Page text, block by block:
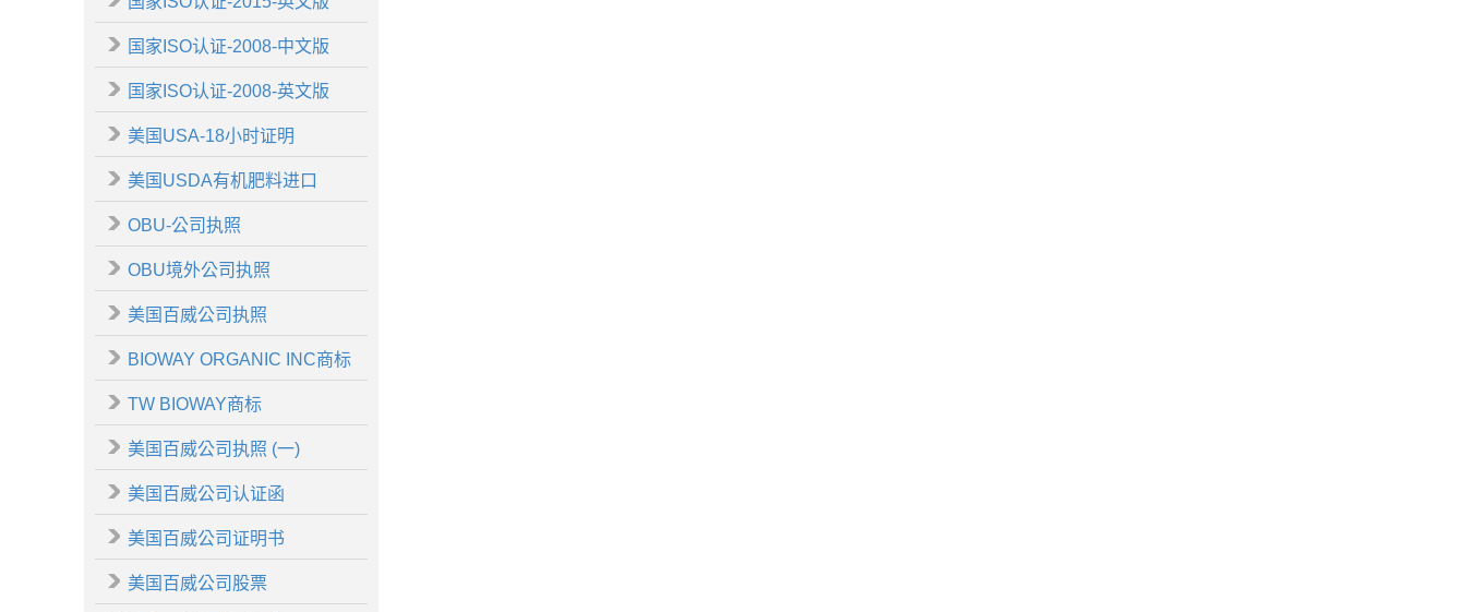
国家ISO认证-2008-中文版
国家ISO认证-2008-英文版
美国USA-18小时证明
美国USDA有机肥料进口
OBU-公司执照
OBU境外公司执照
美国百威公司执照
BIOWAY ORGANIC INC商标
TW BIOWAY商标
美国百威公司执照 (一)
美国百威公司认证函
美国百威公司证明书
美国百威公司股票